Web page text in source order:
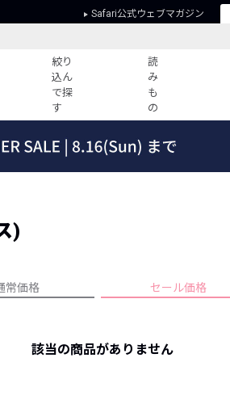
Safari公式ウェブマガジン
絞り
込ん
で探
す
読
み
も
の
ング
プライバシーポリシー
)
常価格 セール価格
該当の商品がありません